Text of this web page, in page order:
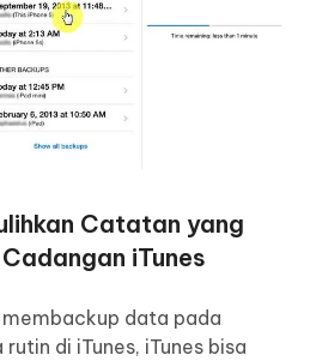
Catatan yang
iTunes
data pada
di iTunes, iTunes bisa